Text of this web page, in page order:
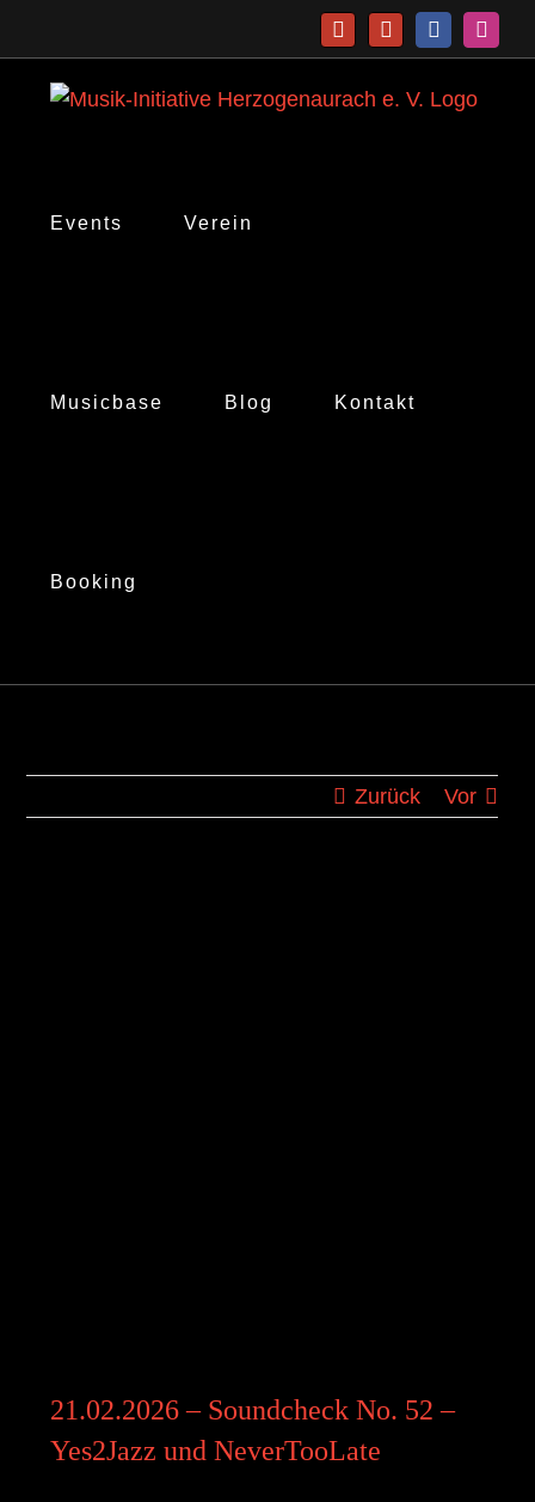
springen
Telefon
E-
Mail
Facebook
Events Verein
Musicbase Blog Kontakt
Booking
Zurück Vor
21.02.2026 – Soundcheck No. 52 –
Yes2Jazz und NeverTooLate